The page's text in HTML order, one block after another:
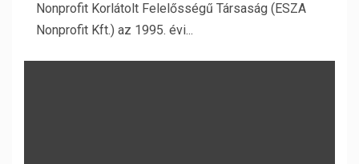
Nonprofit Korlátolt Felelősségű Társaság (ESZA
Nonprofit Kft.) az 1995. évi...